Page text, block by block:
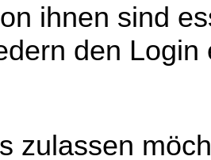
ihnen sind
den Login
zulassen